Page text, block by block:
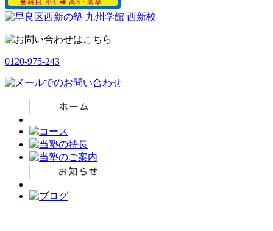
0120-975-243